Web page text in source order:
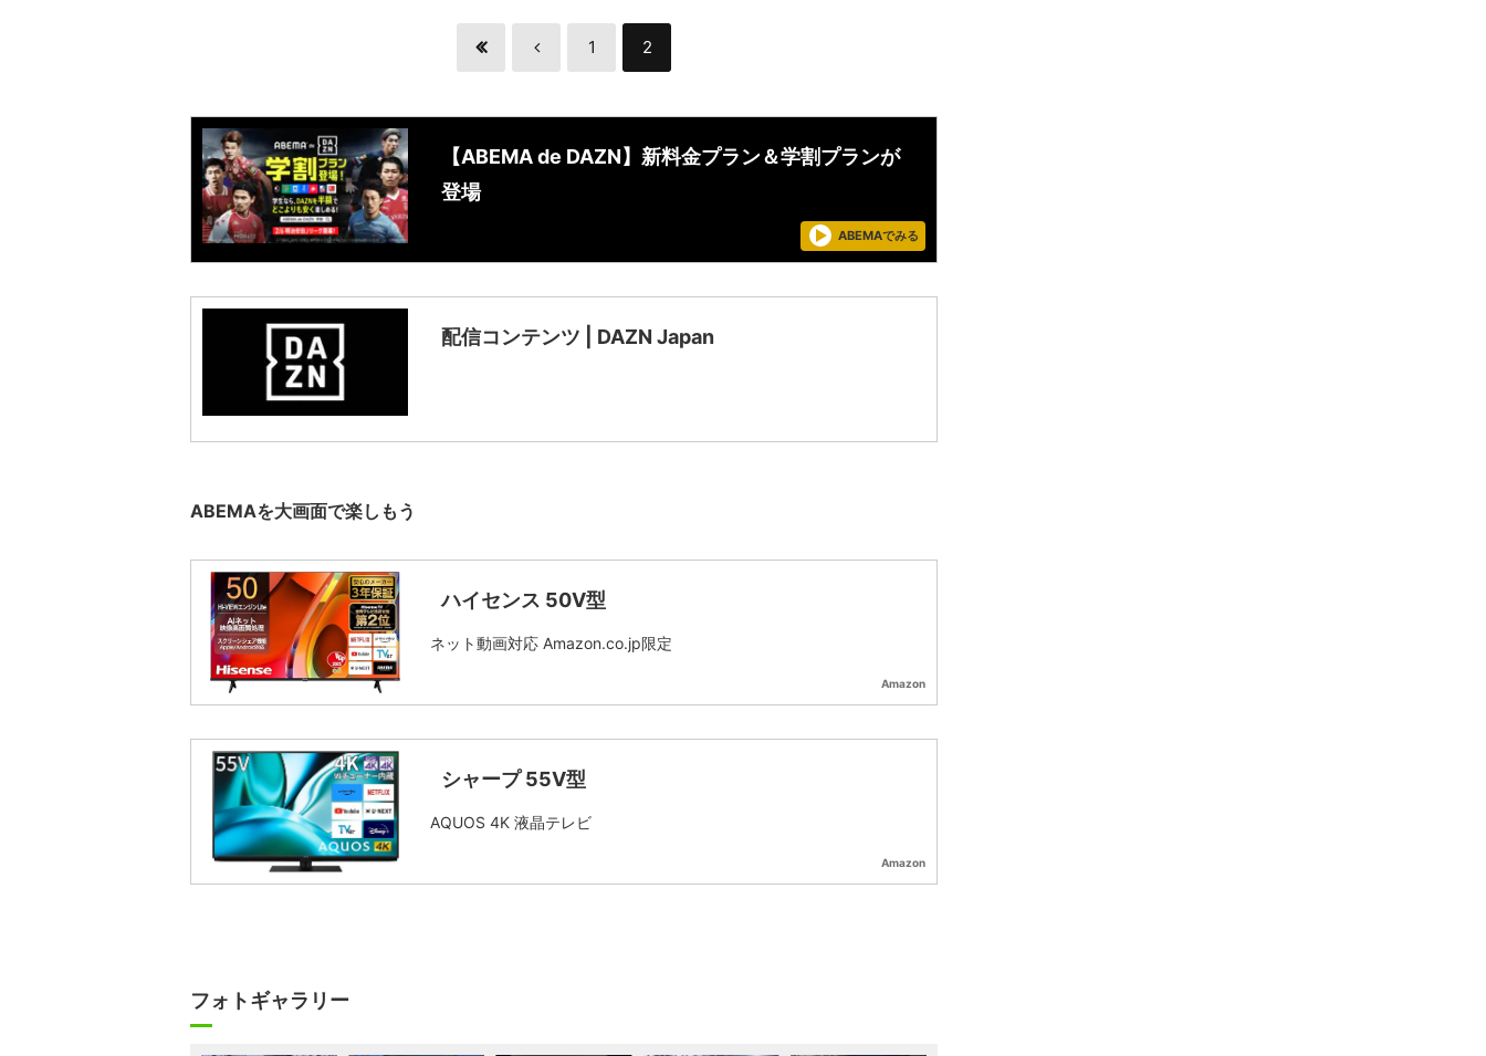
1 2
【ABEMA de DAZN】新料金プラン＆学割プランが
登場
ABEMAでみる
配信コンテンツ | DAZN Japan
ABEMAを大画面で楽しもう
ハイセンス 50V型
ネット動画対応 Amazon.co.jp限定
Amazon
シャープ 55V型
AQUOS 4K 液晶テレビ
Amazon
フォトギャラリー